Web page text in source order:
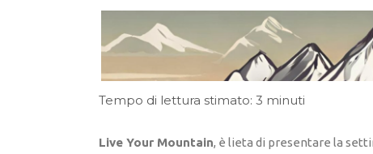
Tempo di lettura stimato: 3 minuti
Live Your Mountain, è lieta di presentare la